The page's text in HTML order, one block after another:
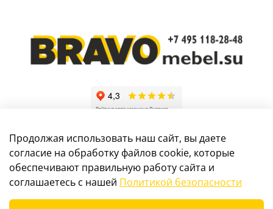
Информация, размещенная на сайте, не является
Продолжая использовать наш сайт, вы даете
согласие на обработку файлов cookie, которые
обеспечивают правильную работу сайта и
соглашаетесь с нашей Политикой безопасности